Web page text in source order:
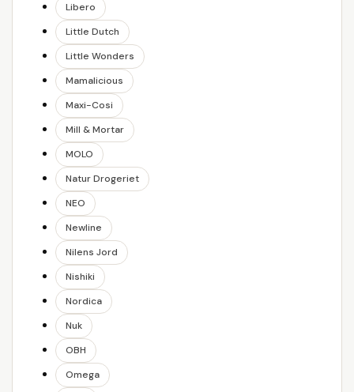
Libero
Little Dutch
Little Wonders
Mamalicious
Maxi-Cosi
Mill & Mortar
MOLO
Natur Drogeriet
NEO
Newline
Nilens Jord
Nishiki
Nordica
Nuk
OBH
Omega